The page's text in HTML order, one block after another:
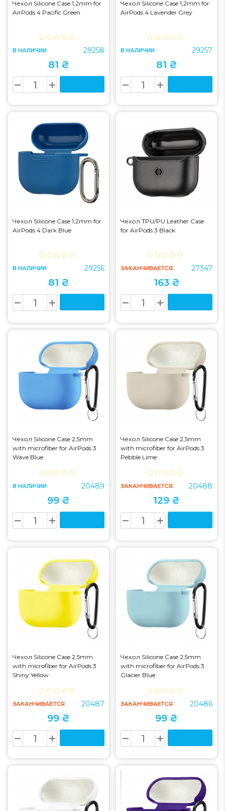
Чехол Silicone Case 1,2mm for
AirPods 4 Pacific Green
В НАЛИЧИИ 29258
81 ₴
Чехол Silicone Case 1,2mm for
AirPods 4 Lavender Grey
В НАЛИЧИИ 29257
81 ₴
Чехол Silicone Case 1,2mm for
AirPods 4 Dark Blue
В НАЛИЧИИ 29256
81 ₴
Чехол TPU/PU Leather Case
for AirPods 3 Black
ЗАКАНЧИВАЕТСЯ 27347
163 ₴
Чехол Silicone Case 2,5mm
with microfiber for AirPods 3
Wave Blue
В НАЛИЧИИ 20489
99 ₴
Чехол Silicone Case 2,5mm
with microfiber for AirPods 3
Pebble Lime
ЗАКАНЧИВАЕТСЯ 20488
129 ₴
Чехол Silicone Case 2,5mm
with microfiber for AirPods 3
Shiny Yellow
ЗАКАНЧИВАЕТСЯ 20487
99 ₴
Чехол Silicone Case 2,5mm
with microfiber for AirPods 3
Glacier Blue
ЗАКАНЧИВАЕТСЯ 20486
99 ₴